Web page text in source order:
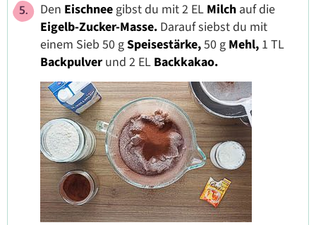
Den Eischneegibst du mit 2 EL Milch auf die
Eigelb-Zucker-Masse. Darauf siebst du mit
einem Sieb 50 gSpeisestärke,50 g Mehl, 1 TL
Backpulver und 2 EL Backkakao.